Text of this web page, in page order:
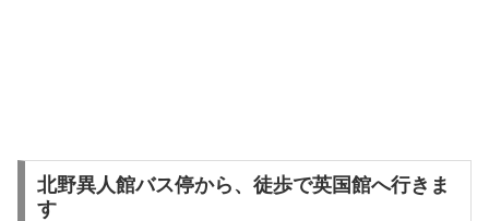
北野異人館バス停から、徒歩で英国館へ行きま
す